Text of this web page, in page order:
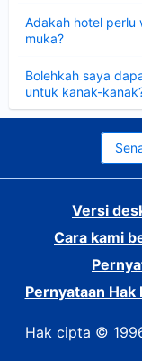
Adakah hotel perlu
muka?
Bolehkah saya
untuk kanak-
Versi
Cara kami
Pernyataan Hak
Hak cipta ©